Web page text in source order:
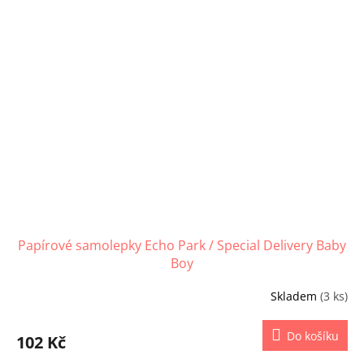
Papírové samolepky Echo Park / Special Delivery Baby
Boy
Skladem (3 ks)
102 Kč Do košíku